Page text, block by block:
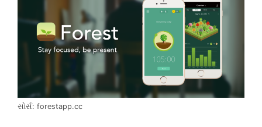
સોર્સ: forestapp.cc